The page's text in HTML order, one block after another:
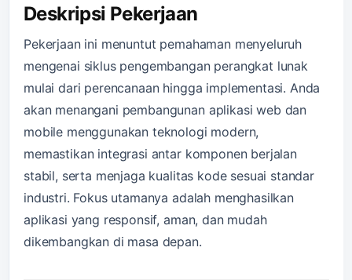
Deskripsi Pekerjaan
Pekerjaan ini menuntut pemahaman menyeluruh
mengenai siklus pengembangan perangkat lunak
mulai dari perencanaan hingga implementasi. Anda
akan menangani pembangunan aplikasi web dan
mobile menggunakan teknologi modern,
memastikan integrasi antar komponen berjalan
stabil, serta menjaga kualitas kode sesuai standar
industri. Fokus utamanya adalah menghasilkan
aplikasi yang responsif, aman, dan mudah
dikembangkan di masa depan.